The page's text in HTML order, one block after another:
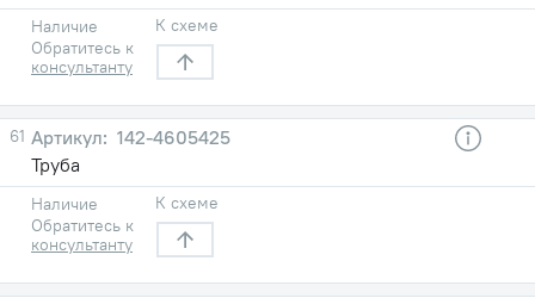
Наличие
Обратитесь к
консультанту
К схеме
61
142-4605425
Труба
Наличие
Обратитесь к
консультанту
К схеме